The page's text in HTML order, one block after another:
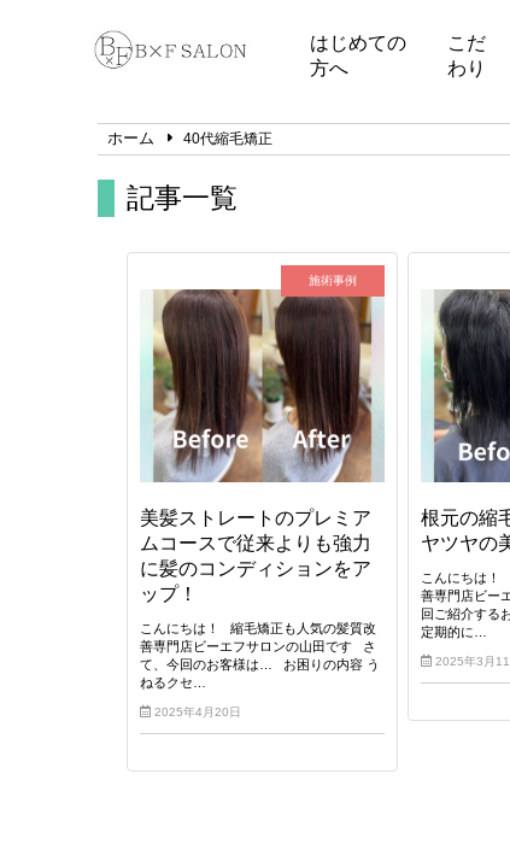
はじめての
方へ
こだ
わり
ホーム 40代縮毛矯正
記事一覧
施術事例
美髪ストレートのプレミア
ムコースで従来よりも強力
に髪のコンディションをア
ップ！
こんにちは！ 縮毛矯正も人気の髪質改
善専門店ビーエフサロンの山田です さ
て、今回のお客様は… お困りの内容 う
ねるクセ…
2025年4月20日
根元の縮
ヤツヤの
こんにちは！
善専門店ビー
回ご紹介する
定期的に…
2025年3月11